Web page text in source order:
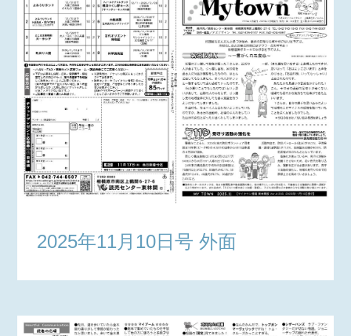
2025年11月10日号 外面